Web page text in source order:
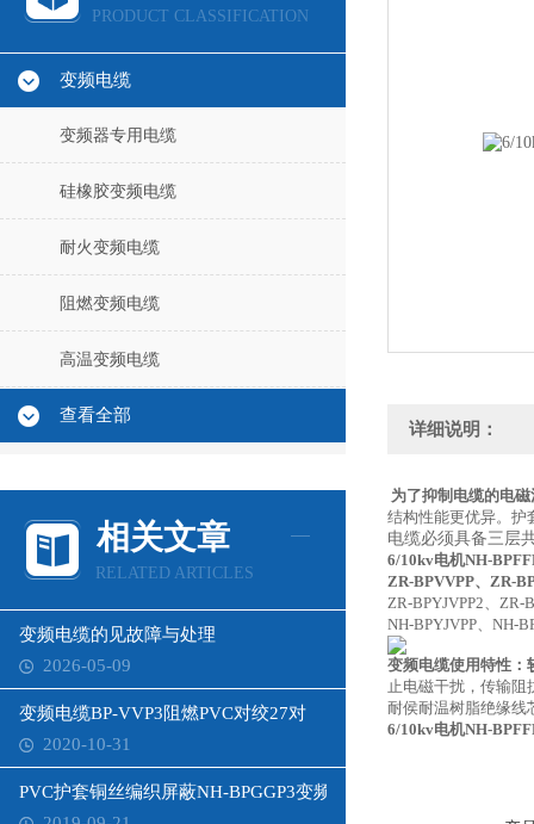
PRODUCT CLASSIFICATION
变频电缆
变频器专用电缆
硅橡胶变频电缆
耐火变频电缆
阻燃变频电缆
高温变频电缆
查看全部
相关文章
RELATED ARTICLES
变频电缆的见故障与处理
2026-05-09
变频电缆BP-VVP3阻燃PVC对绞27对
2020-10-31
PVC护套铜丝编织屏蔽NH-BPGGP3变频电缆
详细说明：
为了抑制电缆的电
结构性能更优异。护
电缆必须具备三层
6/10kv电机NH-
ZR-BPVVPP、ZR-
ZR-BPYJVPP2、ZR-
NH-BPYJVPP、NH-
变频电缆使用特性：
止电磁干扰，传输
耐侯耐温树脂绝缘线
6/10kv电机NH-